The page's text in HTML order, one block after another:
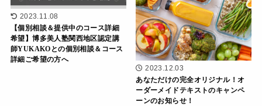
2023.11.08
【個別相談＆提供中のコース詳細
希望】博多美人塾関西地区認定講
師YUKAKOとの個別相談＆コース
詳細ご希望の方へ
2023.12.03
あなただけの完全オリジナル！オ
ーダーメイドテキストのキャンペ
ーンのお知らせ！